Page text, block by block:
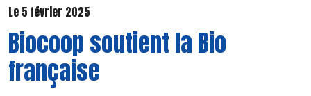
Le 5 février 2025
Biocoop soutient la Bio
française